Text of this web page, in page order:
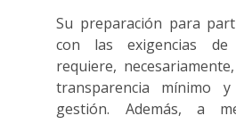
Su preparación para
con las exigencias de
requiere,
transparencia mínimo
gestión. Además, a